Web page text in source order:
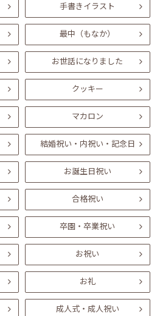
手書きイラスト
最中（もなか）
お世話になりました
クッキー
マカロン
結婚祝い・内祝い・記念日
お誕生日祝い
合格祝い
卒園・卒業祝い
お祝い
お礼
成人式・成人祝い